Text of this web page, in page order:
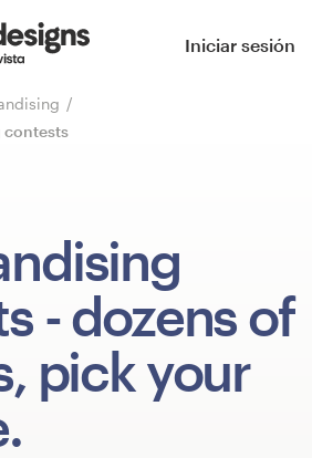
Iniciar sesión
contests
- dozens of
pick your